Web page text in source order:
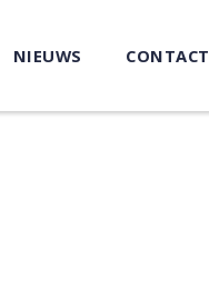
NIEUWS CONTACT